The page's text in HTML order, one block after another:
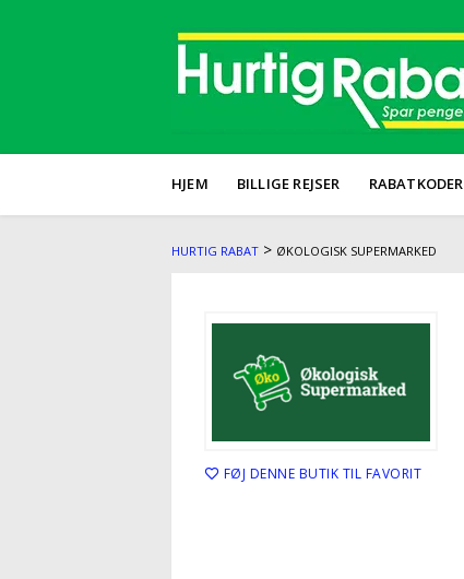
HJEM BILLIGE REJSER RABATKODER
HURTIG RABAT > ØKOLOGISK SUPERMARKED
FØJ DENNE BUTIK TIL FAVORIT